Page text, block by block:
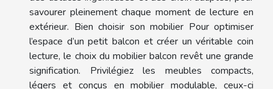
savourer pleinement chaque moment de lecture en
extérieur. Bien choisir son mobilier Pour optimiser
l’espace d’un petit balcon et créer un véritable coin
lecture, le choix du mobilier balcon revêt une grande
signification. Privilégiez les meubles compacts,
légers et conçus en mobilier modulable, ceux-ci